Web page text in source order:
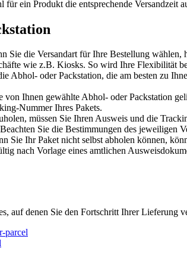
ein Produkt die entsprechende Versandzeit
Sie die Versandart für Ihre Bestellung
wie z.B. Kiosks. So wird Ihre Flexibilität
Abhol- oder Packstation, die am besten zu
von Ihnen gewählte Abhol- oder Packstation
Nummer Ihres Pakets.
müssen Sie Ihren Ausweis und die
Sie die Bestimmungen des jeweiligen
Sie Ihr Paket nicht selbst abholen können,
nach Vorlage eines amtlichen
auf denen Sie den Fortschritt Ihrer Lieferung
parcel